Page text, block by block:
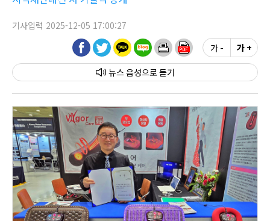
기사입력 2025-12-05 17:00:27
뉴스 음성
가 - 가 +